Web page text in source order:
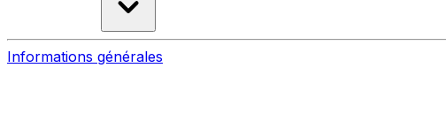
Informations générales